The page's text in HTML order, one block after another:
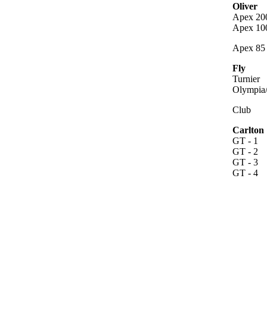
Oliver
Apex
Apex
Apex 85
Fly
Turnier
Club
Carlton
GT - 1
GT - 2
GT - 3
GT - 4